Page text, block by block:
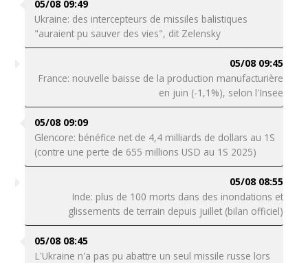
05/08 09:49
Ukraine: des intercepteurs de missiles balistiques
"auraient pu sauver des vies", dit Zelensky
05/08 09:45
France: nouvelle baisse de la production manufacturière
en juin (-1,1%), selon l'Insee
05/08 09:09
Glencore: bénéfice net de 4,4 milliards de dollars au 1S
(contre une perte de 655 millions USD au 1S 2025)
05/08 08:55
Inde: plus de 100 morts dans des inondations et
glissements de terrain depuis juillet (bilan officiel)
05/08 08:45
L'Ukraine n'a pas pu abattre un seul missile russe lors